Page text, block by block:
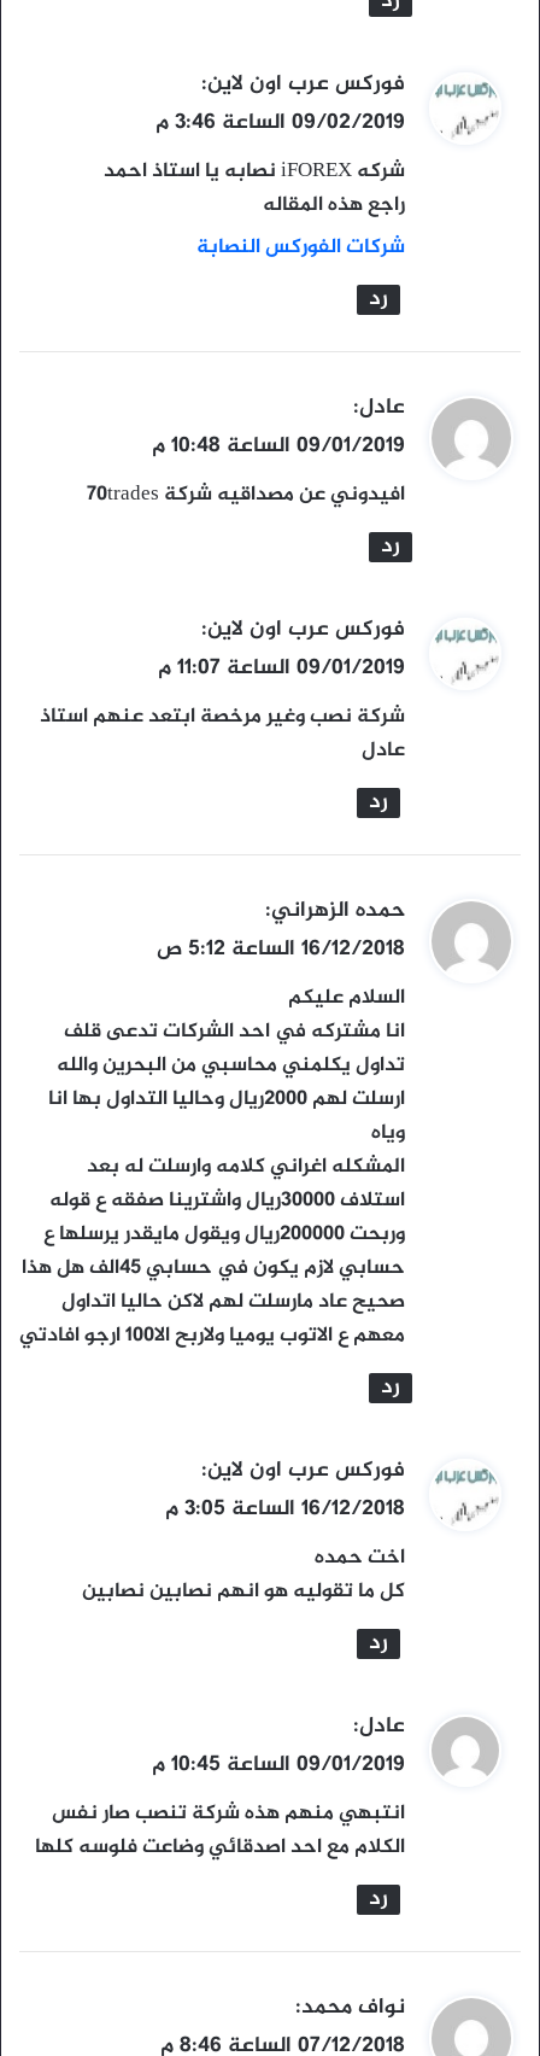
ي
ق
و
ل
فوركس عرب اون لاين:
09/02/2019 الساعة 3:46 م
شركه iFOREX نصابه يا استاذ احمد
راجع هذه المقاله
شركات الفوركس النصابة
رد
ي
ق
و
ل
عادل:
09/01/2019 الساعة 10:48 م
افيدوني عن مصداقيه شركة 70trades
رد
ي
ق
و
ل
فوركس عرب اون لاين:
09/01/2019 الساعة 11:07 م
شركة نصب وغير مرخصة ابتعد عنهم استاذ
عادل
رد
ي
ق
و
ل
حمده الزهراني:
16/12/2018 الساعة 5:12 ص
السلام عليكم
انا مشتركه في احد الشركات تدعى قلف
تداول يكلمني محاسبي من البحرين والله
ارسلت لهم 2000ريال وحاليا التداول بها انا
وياه
المشكله اغراني كلامه وارسلت له بعد
استلاف 30000ريال واشترينا صفقه ع قوله
وربحت 200000ريال ويقول مايقدر يرسلها ع
حسابي لازم يكون في حسابي 45الف هل هذا
صحيح عاد مارسلت لهم لاكن حاليا اتداول
معهم ع الاتوب يوميا ولاربح الا100 ارجو افادتي
رد
ي
ق
و
ل
فوركس عرب اون لاين:
16/12/2018 الساعة 3:05 م
اخت حمده
كل ما تقوليه هو انهم نصابين نصابين
رد
ي
ق
و
ل
عادل:
09/01/2019 الساعة 10:45 م
انتبهي منهم هذه شركة تنصب صار نفس
الكلام مع احد اصدقائي وضاعت فلوسه كلها
رد
ي
ق
نواف محمد:
07/12/2018 الساعة 8:46 م